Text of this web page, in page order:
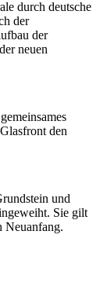
durch deutsche
der
der
neuen
den
und
Sie gilt
Neuanfang.